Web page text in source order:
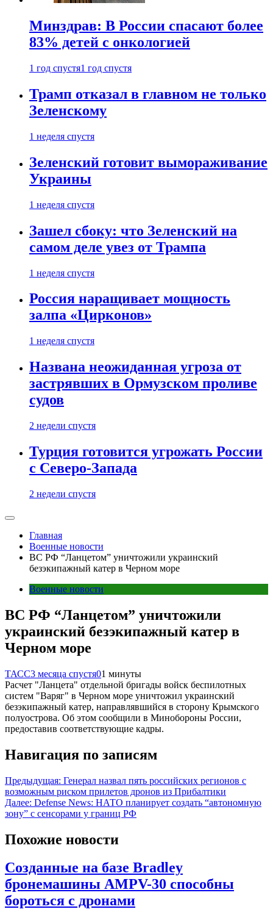
Минздрав: В России спасают более
83% детей с онкологией
1 год спустя1 год спустя
Трамп отказал в главном не только
Зеленскому
1 неделя спустя
Зеленский готовит вымораживание
Украины
1 неделя спустя
Зашел сбоку: что Зеленский на
самом деле увез от Трампа
1 неделя спустя
Россия наращивает мощность
залпа «Цирконов»
1 неделя спустя
Названа неожиданная угроза от
застрявших в Ормузском проливе
судов
2 недели спустя
Турция готовится угрожать России
с Северо-Запада
2 недели спустя
Главная
Военные новости
ВС РФ “Ланцетом” уничтожили украинский
безэкипажный катер в Черном море
Военные новости
ВС РФ “Ланцетом” уничтожили
украинский безэкипажный катер в
Черном море
ТАСС3 месяца спустя01 минуты
Расчет "Ланцета" отдельной бригады войск беспилотных
систем "Варяг" в Черном море уничтожил украинский
безэкипажный катер, направлявшийся в сторону Крымского
полуострова. Об этом сообщили в Минобороны России,
предоставив соответствующие кадры.
Навигация по записям
Предыдущая: Генерал назвал пять российских регионов с
возможным риском прилетов дронов из Прибалтики
Далее: Defense News: НАТО планирует создать “автономную
зону” с сенсорами у границ РФ
Похожие новости
Созданные на базе Bradley
бронемашины AMPV-30 способны
бороться с дронами